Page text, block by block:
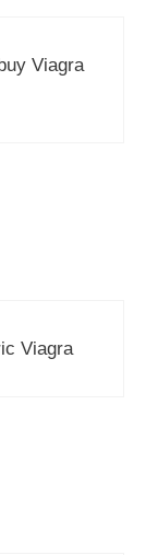
Viagra
Viagra